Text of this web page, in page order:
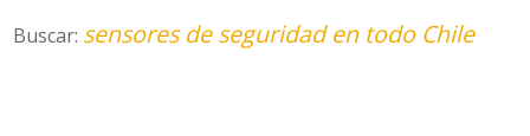
Buscar: sensores de seguridad en todo Chile